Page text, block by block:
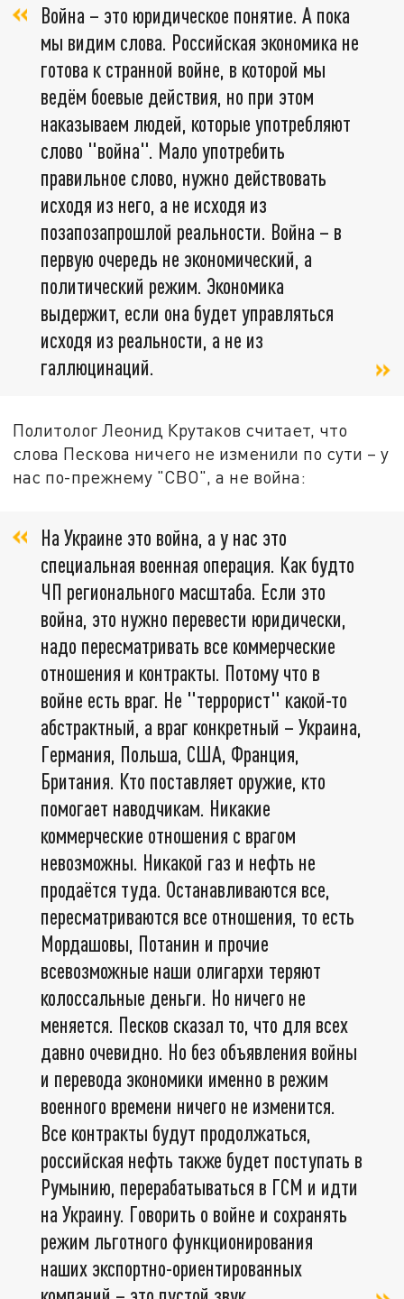
Война – это юридическое понятие. А пока
мы видим слова. Российская экономика не
готова к странной войне, в которой мы
ведём боевые действия, но при этом
наказываем людей, которые употребляют
слово "война". Мало употребить
правильное слово, нужно действовать
исходя из него, а не исходя из
позапозапрошлой реальности. Война – в
первую очередь не экономический, а
политический режим. Экономика
выдержит, если она будет управляться
исходя из реальности, а не из
галлюцинаций.
Политолог Леонид Крутаков считает, что
слова Пескова ничего не изменили по сути – у
нас по-прежнему "СВО", а не война:
На Украине это война, а у нас это
специальная военная операция. Как будто
ЧП регионального масштаба. Если это
война, это нужно перевести юридически,
надо пересматривать все коммерческие
отношения и контракты. Потому что в
войне есть враг. Не "террорист" какой-то
абстрактный, а враг конкретный – Украина,
Германия, Польша, США, Франция,
Британия. Кто поставляет оружие, кто
помогает наводчикам. Никакие
коммерческие отношения с врагом
невозможны. Никакой газ и нефть не
продаётся туда. Останавливаются все,
пересматриваются все отношения, то есть
Мордашовы, Потанин и прочие
всевозможные наши олигархи теряют
колоссальные деньги. Но ничего не
меняется. Песков сказал то, что для всех
давно очевидно. Но без объявления войны
и перевода экономики именно в режим
военного времени ничего не изменится.
Все контракты будут продолжаться,
российская нефть также будет поступать в
Румынию, перерабатываться в ГСМ и идти
на Украину. Говорить о войне и сохранять
режим льготного функционирования
наших экспортно-ориентированных